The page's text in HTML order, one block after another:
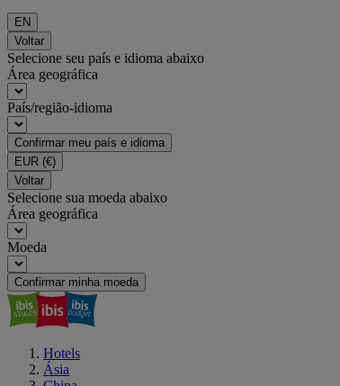
EN
Voltar
Selecione seu país e idioma abaixo
Área geográfica
País/região-idioma
Confirmar meu país e idioma
EUR (€)
Voltar
Selecione sua moeda abaixo
Área geográfica
Moeda
Confirmar minha moeda
Hotels
Ásia